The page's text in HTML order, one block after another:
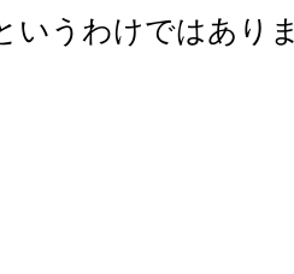
いうわけではあり